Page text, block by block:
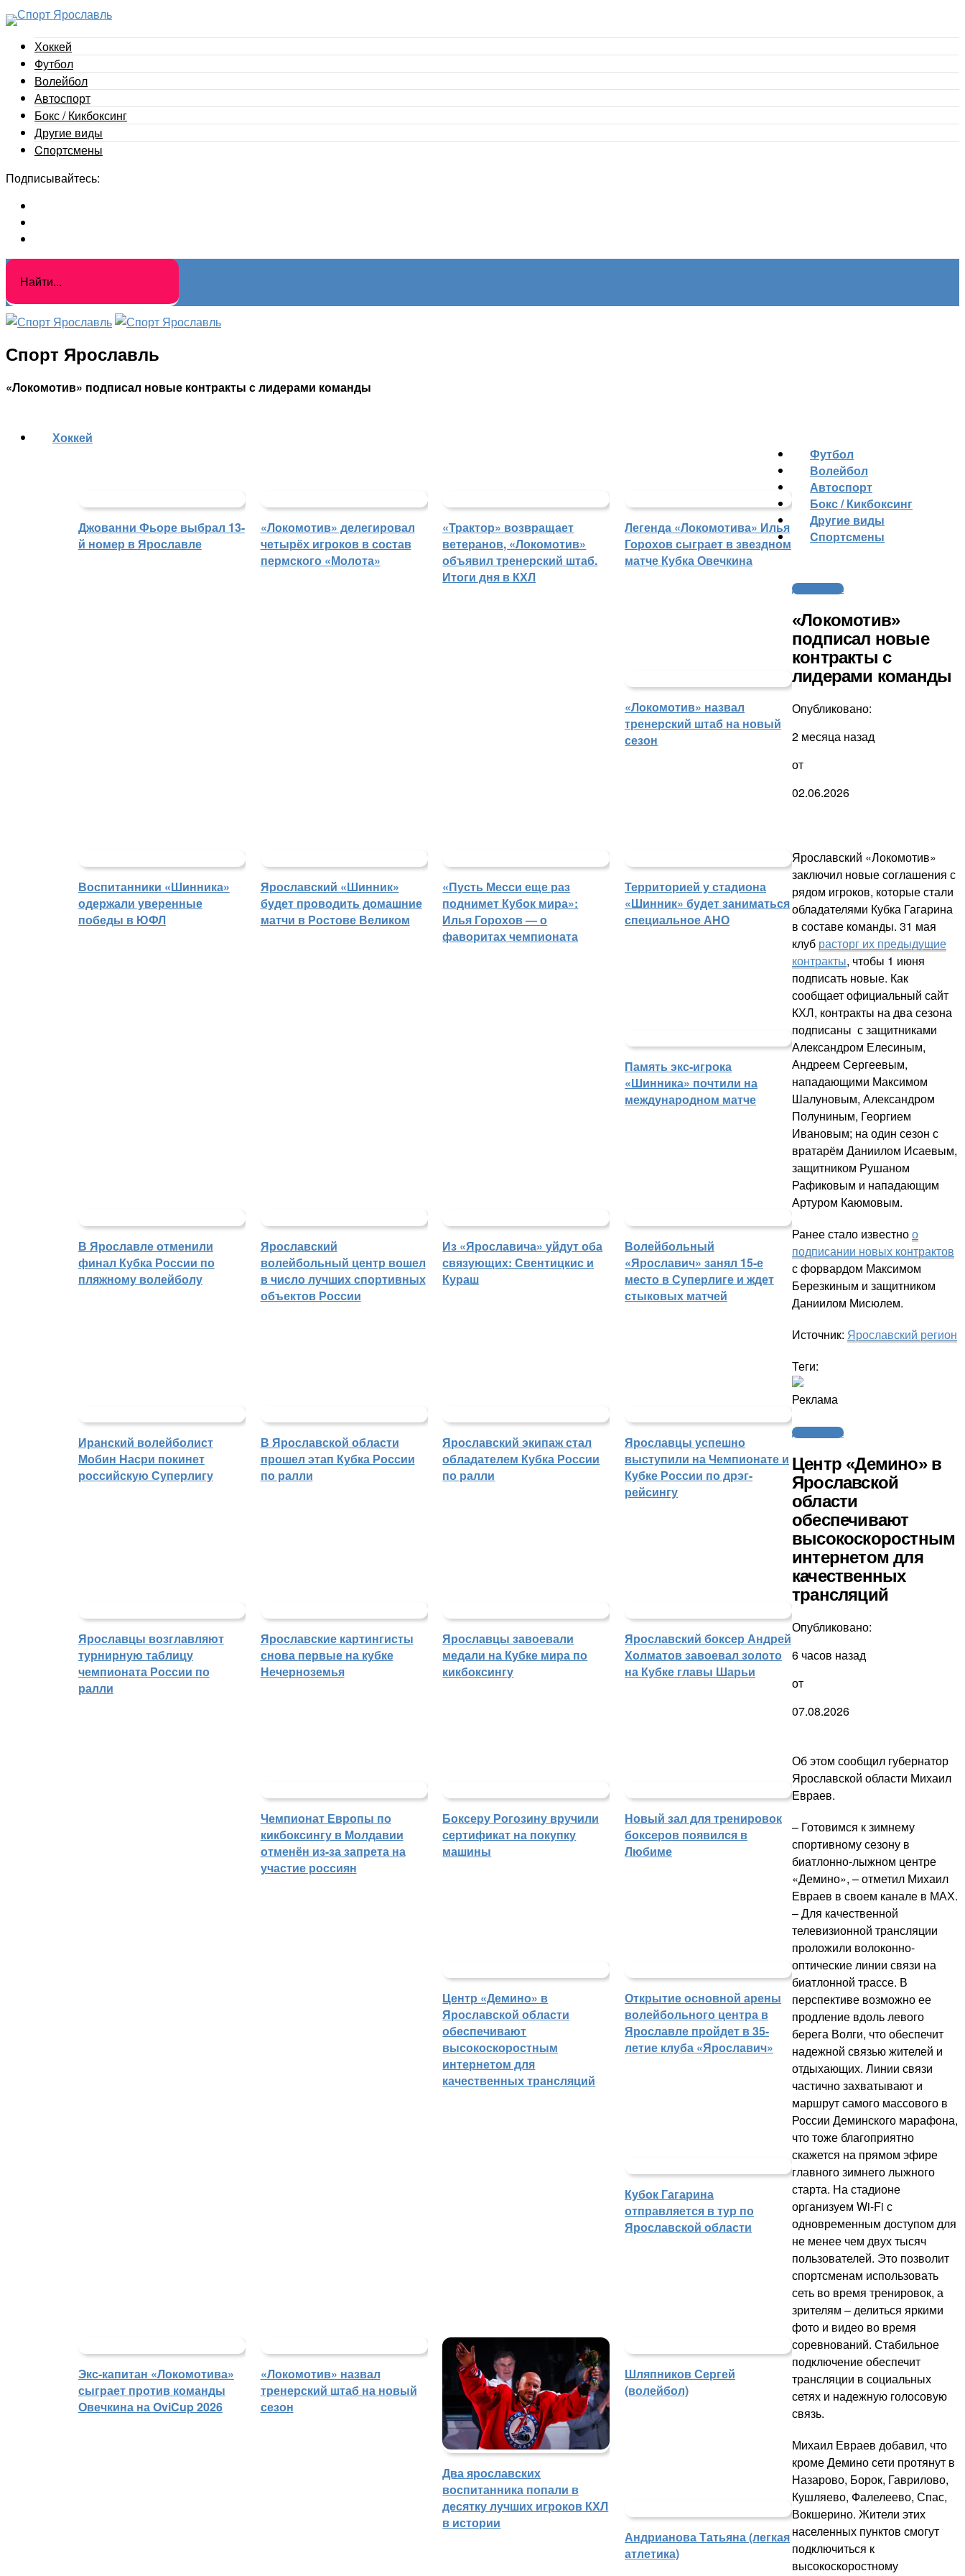
Хоккей
Футбол
Волейбол
Автоспорт
Бокс / Кикбоксинг
Другие виды
Cпортсмены
Подписывайтесь:
Спорт Ярославль
«Локомотив» подписал новые контракты с лидерами команды
Хоккей
Джованни Фьоре выбрал 13-
й номер в Ярославле
«Локомотив» делегировал
четырёх игроков в состав
пермского «Молота»
«Трактор» возвращает
ветеранов, «Локомотив»
объявил тренерский штаб.
Итоги дня в КХЛ
Легенда «Локомотива» Илья
Горохов сыграет в звездном
матче Кубка Овечкина
«Локомотив» назвал
тренерский штаб на новый
сезон
Футбол
Воспитанники «Шинника»
одержали уверенные
победы в ЮФЛ
Ярославский «Шинник»
будет проводить домашние
матчи в Ростове Великом
«Пусть Месси еще раз
поднимет Кубок мира»:
Илья Горохов — о
фаворитах чемпионата
Территорией у стадиона
«Шинник» будет заниматься
специальное АНО
Память экс-игрока
«Шинника» почтили на
международном матче
Волейбол
В Ярославле отменили
финал Кубка России по
пляжному волейболу
Ярославский
волейбольный центр вошел
в число лучших спортивных
объектов России
Из «Ярославича» уйдут оба
связующих: Свентицкис и
Кураш
Волейбольный
«Ярославич» занял 15-е
место в Суперлиге и ждет
стыковых матчей
Иранский волейболист
Мобин Насри покинет
российскую Суперлигу
Автоспорт
В Ярославской области
прошел этап Кубка России
по ралли
Ярославский экипаж стал
обладателем Кубка России
по ралли
Ярославцы успешно
выступили на Чемпионате и
Кубке России по дрэг-
рейсингу
Ярославцы возглавляют
турнирную таблицу
чемпионата России по
ралли
Ярославские картингисты
снова первые на кубке
Нечерноземья
Бокс / Кикбоксинг
Ярославцы завоевали
медали на Кубке мира по
кикбоксингу
Ярославский боксер Андрей
Холматов завоевал золото
на Кубке главы Шарьи
Чемпионат Европы по
кикбоксингу в Молдавии
отменён из-за запрета на
участие россиян
Боксеру Рогозину вручили
сертификат на покупку
машины
Новый зал для тренировок
боксеров появился в
Любиме
Другие виды
Центр «Демино» в
Ярославской области
обеспечивают
высокоскоростным
интернетом для
качественных трансляций
Открытие основной арены
волейбольного центра в
Ярославле пройдет в 35-
летие клуба «Ярославич»
Кубок Гагарина
отправляется в тур по
Ярославской области
Экс-капитан «Локомотива»
сыграет против команды
Овечкина на OviCup 2026
«Локомотив» назвал
тренерский штаб на новый
сезон
Cпортсмены
Два ярославских
воспитанника попали в
десятку лучших игроков КХЛ
в истории
Шляпников Сергей
(волейбол)
Андрианова Татьяна (легкая
атлетика)
Другие виды
«Локомотив»
подписал новые
контракты с
лидерами команды
Опубликовано:
2 месяца назад
от
02.06.2026
Ярославский «Локомотив»
заключил новые соглашения с
рядом игроков, которые стали
обладателями Кубка Гагарина
в составе команды. 31 мая
клуб расторг их предыдущие
контракты, чтобы 1 июня
подписать новые. Как
сообщает официальный сайт
КХЛ, контракты на два сезона
подписаны с защитниками
Александром Елесиным,
Андреем Сергеевым,
нападающими Максимом
Шалуновым, Александром
Полуниным, Георгием
Ивановым; на один сезон с
вратарём Даниилом Исаевым,
защитником Рушаном
Рафиковым и нападающим
Артуром Каюмовым.
Ранее стало известноо
подписании новых контрактов
с форвардом Максимом
Березкиным и защитником
Даниилом Мисюлем.
Источник: Ярославский регион
Теги:
Реклама
Другие виды
Центр «Демино» в
Ярославской
области
обеспечивают
высокоскоростным
интернетом для
качественных
трансляций
Опубликовано:
6 часов назад
от
07.08.2026
Об этом сообщил губернатор
Ярославской области Михаил
Евраев.
– Готовимся к зимнему
спортивному сезону в
биатлонно-лыжном центре
«Демино», – отметил Михаил
Евраев в своем канале в МАХ.
– Для качественной
телевизионной трансляции
проложили волоконно-
оптические линии связи на
биатлонной трассе. В
перспективе возможно ее
продление вдоль левого
берега Волги, что обеспечит
надежной связью жителей и
отдыхающих. Линии связи
частично захватывают и
маршрут самого массового в
России Деминского марафона,
что тоже благоприятно
скажется на прямом эфире
главного зимнего лыжного
старта. На стадионе
организуем Wi-Fi с
одновременным доступом для
не менее чем двух тысяч
пользователей. Это позволит
спортсменам использовать
сеть во время тренировок, а
зрителям – делиться яркими
фото и видео во время
соревнований. Стабильное
подключение обеспечит
трансляции в социальных
сетях и надежную голосовую
связь.
Михаил Евраев добавил, что
кроме Демино сети протянут в
Назарово, Борок, Гаврилово,
Кушляево, Фалелеево, Спас,
Вокшерино. Жители этих
населенных пунктов смогут
подключиться к
высокоскоростному